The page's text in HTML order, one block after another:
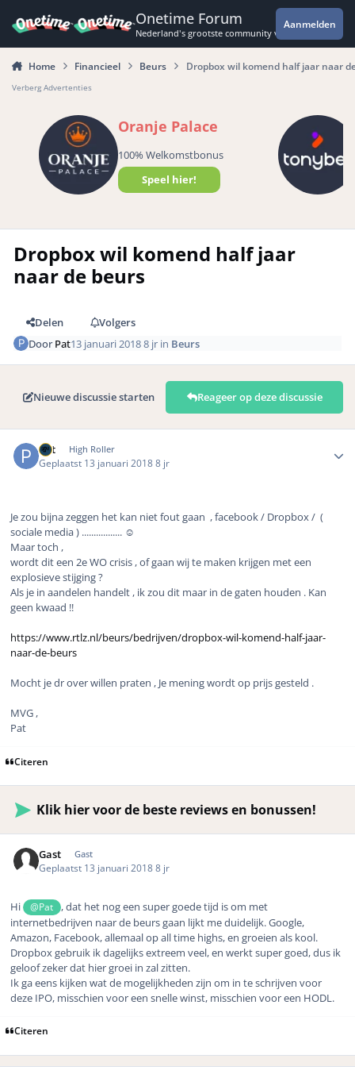
Onetime Forum
Nederland's grootste community voor de
Aanmelden
Home Financieel Beurs Dropbox wil komend half jaar naar
Verberg Advertenties
Oranje Palace
100% Welkomstbonus
Speel hier!
Dropbox wil komend half jaar
naar de beurs
Delen
Volgers
DoorPat13 januari 20188 jr in Beurs
Nieuwe discussie starten Reageer op deze discussie
Pat High Roller
Geplaatst 13 januari 20188 jr
Je zou bijna zeggen het kan niet fout gaan , facebook / Dropbox / (
sociale media ) ................. ☺️
Maar toch ,
wordt dit een 2e WO crisis , of gaan wij te maken krijgen met een
explosieve stijging ?
Als je in aandelen handelt , ik zou dit maar in de gaten houden . Kan
geen kwaad !!
https://www.rtlz.nl/beurs/bedrijven/dropbox-wil-komend-half-jaar-
naar-de-beurs
Mocht je dr over willen praten , Je mening wordt op prijs gesteld .
MVG ,
Pat
Citeren
Klik hier voor de beste reviews en bonussen!
Gast Gast
Geplaatst 13 januari 20188 jr
Hi @Pat
, dat het nog een super goede tijd is om met
internetbedrijven naar de beurs gaan lijkt me duidelijk. Google,
Amazon, Facebook, allemaal op all time highs, en groeien als kool.
Dropbox gebruik ik dagelijks extreem veel, en werkt super goed, dus ik
geloof zeker dat hier groei in zal zitten.
Ik ga eens kijken wat de mogelijkheden zijn om in te schrijven voor
deze IPO, misschien voor een snelle winst, misschien voor een HODL.
Citeren